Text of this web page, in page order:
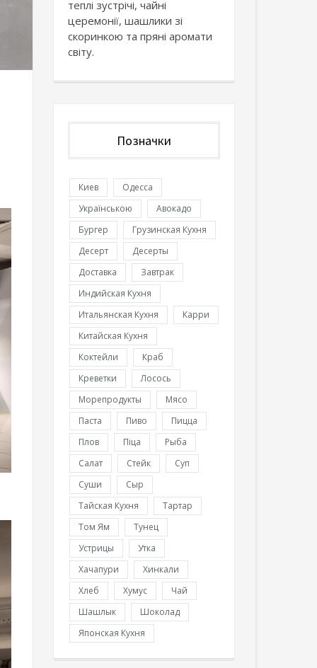
теплі зустрічі, чайні
церемонії, шашлики зі
скоринкою та пряні аромати
світу.
Позначки
Киев
Одесса
Українською
Авокадо
Бургер
Грузинская Кухня
Десерт
Десерты
Доставка
Завтрак
Индийская Кухня
Итальянская Кухня
Карри
Китайская Кухня
Коктейли
Краб
Креветки
Лосось
Морепродукты
Мясо
Паста
Пиво
Пицца
Плов
Піца
Рыба
Салат
Стейк
Суп
Суши
Сыр
Тайская Кухня
Тартар
Том Ям
Тунец
Устрицы
Утка
Хачапури
Хинкали
Хлеб
Хумус
Чай
Шашлык
Шоколад
Японская Кухня